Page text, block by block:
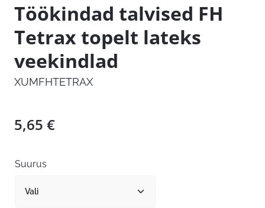
Töökindad talvised FH
Tetrax topelt lateks
veekindlad
XUMFHTETRAX
5,65 €
Suurus